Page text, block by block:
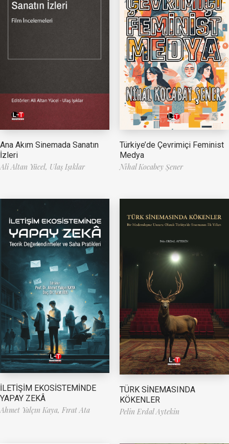
Ana Akım Sinemada Sanatın
İzleri
Ali Altan Yücel, Ulaş Işıklar
Türkiye’de Çevrimiçi Feminist
Medya
Nihal Kocabey Şener
İLETİŞİM EKOSİSTEMİNDE
YAPAY ZEKÂ
Ahmet Yalçın Kaya, Fırat Ata
TÜRK SİNEMASINDA
KÖKENLER
Pelin Erdal Aytekin